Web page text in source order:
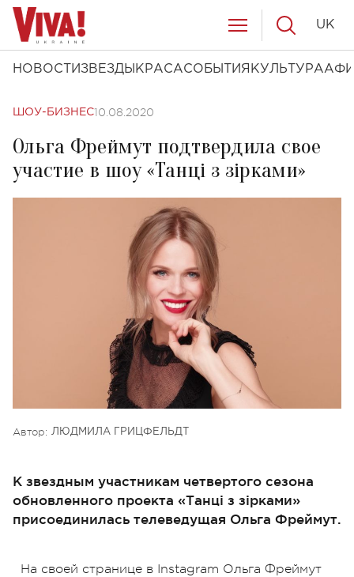
НОВОСТИ ЗВЕЗДЫ КРАСАСОБЫТИЯ КУЛЬТУРА
UK
ШОУ-БИЗНЕС10.08.2020
Ольга Фреймут подтвердила свое
участие в шоу «Танці з зірками»
Автор: ЛЮДМИЛА ГРИЦФЕЛЬДТ
К звездным участникам четвертого сезона
обновленного проекта «Танці з зірками»
присоединилась телеведущая Ольга Фреймут.
На своей странице в Instagram Ольга Фреймут